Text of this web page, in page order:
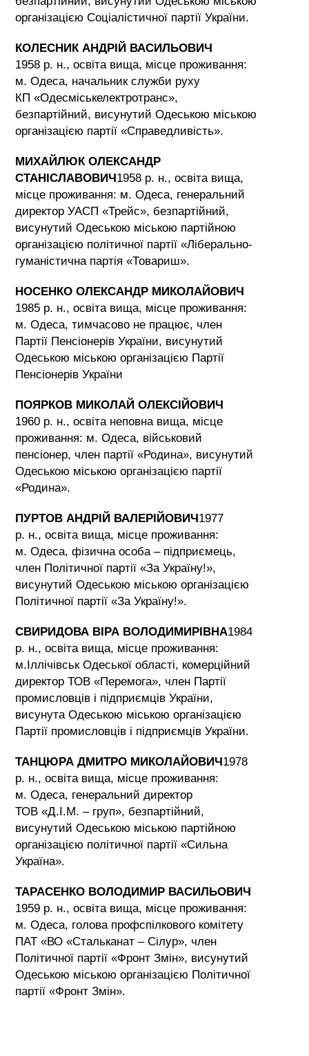
організацією Соціалістичної партії України.
КОЛЕСНИК АНДРІЙ ВАСИЛЬОВИЧ
1958 р. н., освіта вища, місце проживання:
м. Одеса, начальник служби руху
КП «Одесміськелектротранс»,
безпартійний, висунутий Одеською міською
організацією партії «Справедливість».
МИХАЙЛЮК ОЛЕКСАНДР
СТАНІСЛАВОВИЧ1958 р. н., освіта вища,
місце проживання: м. Одеса, генеральний
директор УАСП «Трейс», безпартійний,
висунутий Одеською міською партійною
організацією політичної партії «Ліберально-
гуманістична партія «Товариш».
НОСЕНКО ОЛЕКСАНДР МИКОЛАЙОВИЧ
1985 р. н., освіта вища, місце проживання:
м. Одеса, тимчасово не працює, член
Партії Пенсіонерів України, висунутий
Одеською міською організацією Партії
Пенсіонерів України
ПОЯРКОВ МИКОЛАЙ ОЛЕКСІЙОВИЧ
1960 р. н., освіта неповна вища, місце
проживання: м. Одеса, військовий
пенсіонер, член партії «Родина», висунутий
Одеською міською організацією партії
«Родина».
ПУРТОВ АНДРІЙ ВАЛЕРІЙОВИЧ1977
р. н., освіта вища, місце проживання:
м. Одеса, фізична особа – підприємець,
член Політичної партії «За Україну!»,
висунутий Одеською міською організацією
Політичної партії «За Україну!».
СВИРИДОВА ВІРА ВОЛОДИМИРІВНА1984
р. н., освіта вища, місце проживання:
м.Іллічівськ Одеської області, комерційний
директор ТОВ «Перемога», член Партії
промисловців і підприємців України,
висунута Одеською міською організацією
Партії промисловців і підприємців України.
ТАНЦЮРА ДМИТРО МИКОЛАЙОВИЧ1978
р. н., освіта вища, місце проживання:
м. Одеса, генеральний директор
ТОВ «Д.І.М. – груп», безпартійний,
висунутий Одеською міською партійною
організацією політичної партії «Сильна
Україна».
ТАРАСЕНКО ВОЛОДИМИР ВАСИЛЬОВИЧ
1959 р. н., освіта вища, місце проживання:
м. Одеса, голова профспілкового комітету
ПАТ «ВО «Стальканат – Сілур», член
Політичної партії «Фронт Змін», висунутий
Одеською міською організацією Політичної
партії «Фронт Змін».